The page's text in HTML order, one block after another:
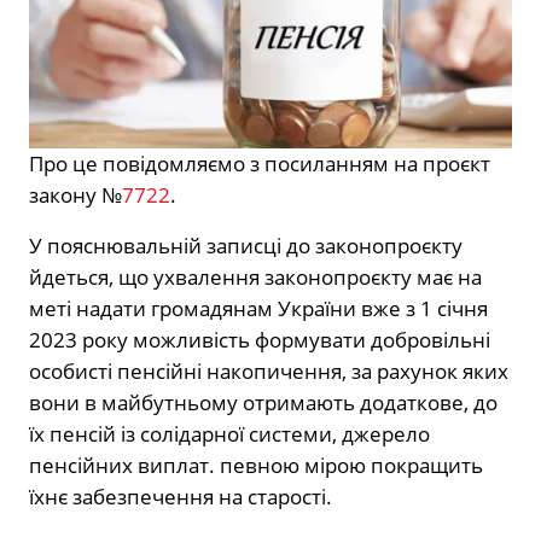
Про це повідомляємо з посиланням на проєкт
закону №7722.
У пояснювальній записці до законопроєкту
йдеться, що ухвалення законопроєкту має на
меті надати громадянам України вже з 1 січня
2023 року можливість формувати добровільні
особисті пенсійні накопичення, за рахунок яких
вони в майбутньому отримають додаткове, до
їх пенсій із солідарної системи, джерело
пенсійних виплат. певною мірою покращить
їхнє забезпечення на старості.